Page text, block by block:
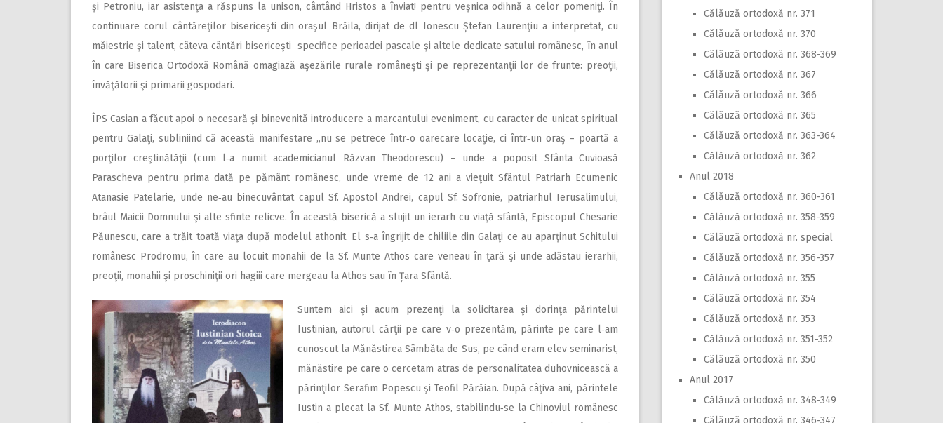
şi Petroniu, iar asistenţa a răspuns la unison, cântând Hristos a înviat! pentru veşnica odihnă a celor pomeniţi. În
continuare corul cântăreţilor bisericeşti din oraşul Brăila, dirijat de dl Ionescu Ștefan Laurenţiu a interpretat, cu
măiestrie şi talent, câteva cântări bisericeşti specifice perioadei pascale şi altele dedicate satului românesc, în anul
în care Biserica Ortodoxă Română omagiază aşezările rurale româneşti şi pe reprezentanţii lor de frunte: preoţii,
învăţătorii şi primarii gospodari.
ÎPS Casian a făcut apoi o necesară şi binevenită introducere a marcantului eveniment, cu caracter de unicat spiritual
pentru Galaţi, subliniind că această manifestare „nu se petrece într‑o oarecare locaţie, ci într‑un oraş – poartă a
porţilor creştinătăţii (cum l‑a numit academicianul Răzvan Theodorescu) – unde a poposit Sfânta Cuvioasă
Parascheva pentru prima dată pe pământ românesc, unde vreme de 12 ani a vieţuit Sfântul Patriarh Ecumenic
Atanasie Patelarie, unde ne‑au binecuvântat capul Sf. Apostol Andrei, capul Sf. Sofronie, patriarhul Ierusalimului,
brâul Maicii Domnului şi alte sfinte relicve. În această biserică a slujit un ierarh cu viaţă sfântă, Episcopul Chesarie
Păunescu, care a trăit toată viaţa după modelul athonit. El s‑a îngrijit de chiliile din Galaţi ce au aparţinut Schitului
românesc Prodromu, în care au locuit monahii de la Sf. Munte Athos care veneau în ţară şi unde adăstau ierarhii,
preoţii, monahii şi proschiniţii ori hagiii care mergeau la Athos sau în Țara Sfântă.
Suntem aici şi acum prezenţi la solicitarea şi dorinţa părintelui
Iustinian, autorul cărţii pe care v‑o prezentăm, părinte pe care l‑am
cunoscut la Mănăstirea Sâmbăta de Sus, pe când eram elev seminarist,
mănăstire pe care o cercetam atras de personalitatea duhovnicească a
părinţilor Serafim Popescu şi Teofil Părăian. După câţiva ani, părintele
Iustin a plecat la Sf. Munte Athos, stabilindu‑se la Chinoviul românesc
Călăuză ortodoxă nr. 371
Călăuză ortodoxă nr. 370
Călăuză ortodoxă nr. 368-369
Călăuză ortodoxă nr. 367
Călăuză ortodoxă nr. 366
Călăuză ortodoxă nr. 365
Călăuză ortodoxă nr. 363-364
Călăuză ortodoxă nr. 362
Anul 2018
Călăuză ortodoxă nr. 360-361
Călăuză ortodoxă nr. 358-359
Călăuză ortodoxă nr. special
Călăuză ortodoxă nr. 356-357
Călăuză ortodoxă nr. 355
Călăuză ortodoxă nr. 354
Călăuză ortodoxă nr. 353
Călăuză ortodoxă nr. 351-352
Călăuză ortodoxă nr. 350
Anul 2017
Călăuză ortodoxă nr. 348-349
Călăuză ortodoxă nr. 346-347